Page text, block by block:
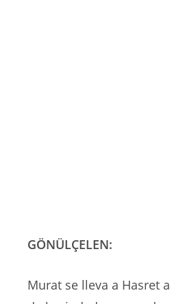
GÖNÜLÇELEN:
Murat se lleva a Hasret